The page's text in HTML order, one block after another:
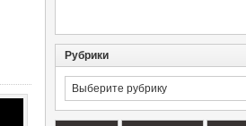
Рубрики
Рубрики